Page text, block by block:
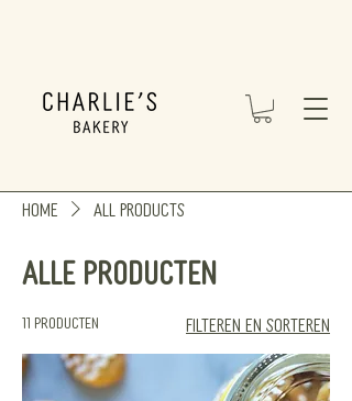
Home All Products
Alle producten
11 producten Filteren en sorteren